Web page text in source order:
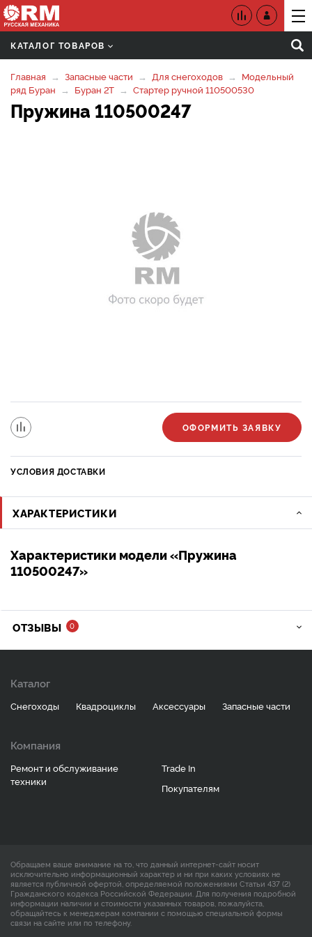
КАТАЛОГ ТОВАРОВ
Главная Запасные части Для снегоходов
Модельный
ряд Буран
Буран 2Т Стартер ручной 110500530
Пружина 110500247
ОФОРМИТЬ ЗАЯВКУ
УСЛОВИЯ ДОСТАВКИ
ХАРАКТЕРИСТИКИ
Характеристики модели «Пружина
110500247»
ОТЗЫВЫ 0
Каталог
Снегоходы Квадроциклы Аксессуары Запасные части
Компания
Ремонт и обслуживание
техники
Trade In
Покупателям
Обращаем ваше внимание на то, что данный интернет-сайт носит
исключительно информационный характер и ни при каких условиях не
является публичной офертой, определяемой положениями Статьи 437 (2)
Гражданского кодекса Российской Федерации. Для получения подробной
информации наличии и стоимости указанных товаров, пожалуйста,
обращайтесь к менеджерам компании с помощью специальной формы
связи на сайте или по телефону.